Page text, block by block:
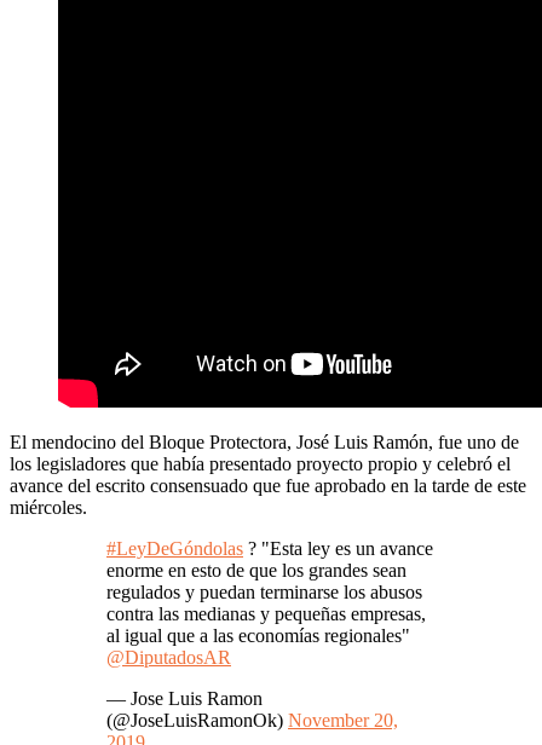
El mendocino del Bloque Protectora, José Luis Ramón, fue uno de
los legisladores que había presentado proyecto propio y celebró el
avance del escrito consensuado que fue aprobado en la tarde de este
miércoles.
#LeyDeGóndolas ? "Esta ley es un avance
enorme en esto de que los grandes sean
regulados y puedan terminarse los abusos
contra las medianas y pequeñas empresas,
al igual que a las economías regionales"
@DiputadosAR
— Jose Luis Ramon
(@JoseLuisRamonOk) November 20,